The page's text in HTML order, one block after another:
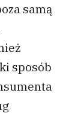
samą
sposób